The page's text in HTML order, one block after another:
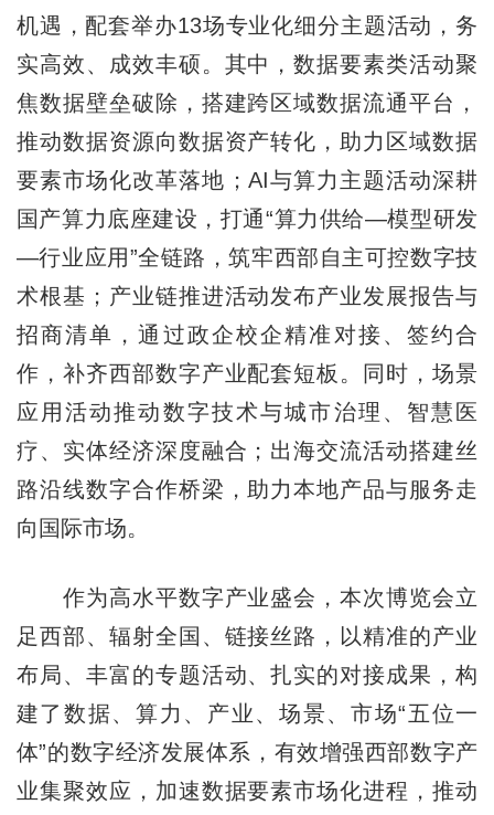
机遇，配套举办13场专业化细分主题活动，务
实高效、成效丰硕。其中，数据要素类活动聚
焦数据壁垒破除，搭建跨区域数据流通平台，
推动数据资源向数据资产转化，助力区域数据
要素市场化改革落地；AI与算力主题活动深耕
国产算力底座建设，打通“算力供给—模型研发
—行业应用”全链路，筑牢西部自主可控数字技
术根基；产业链推进活动发布产业发展报告与
招商清单，通过政企校企精准对接、签约合
作，补齐西部数字产业配套短板。同时，场景
应用活动推动数字技术与城市治理、智慧医
疗、实体经济深度融合；出海交流活动搭建丝
路沿线数字合作桥梁，助力本地产品与服务走
向国际市场。
作为高水平数字产业盛会，本次博览会立
足西部、辐射全国、链接丝路，以精准的产业
布局、丰富的专题活动、扎实的对接成果，构
建了数据、算力、产业、场景、市场“五位一
体”的数字经济发展体系，有效增强西部数字产
业集聚效应，加速数据要素市场化进程，推动